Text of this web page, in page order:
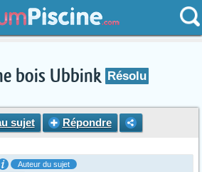
bois Ubbink Résolu
sujet Répondre
Auteur du sujet